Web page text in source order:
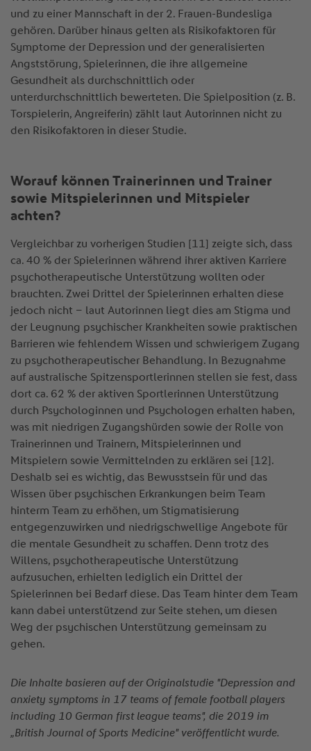
und zu einer Mannschaft in der 2. Frauen-Bundesliga
gehören. Darüber hinaus gelten als Risikofaktoren für
Symptome der Depression und der generalisierten
Angststörung, Spielerinnen, die ihre allgemeine
Gesundheit als durchschnittlich oder
unterdurchschnittlich bewerteten. Die Spielposition (z. B.
Torspielerin, Angreiferin) zählt laut Autorinnen nicht zu
den Risikofaktoren in dieser Studie.
Worauf können Trainerinnen und Trainer
sowie Mitspielerinnen und Mitspieler
achten?
Vergleichbar zu vorherigen Studien [11] zeigte sich, dass
ca. 40 % der Spielerinnen während ihrer aktiven Karriere
psychotherapeutische Unterstützung wollten oder
brauchten. Zwei Drittel der Spielerinnen erhalten diese
jedoch nicht – laut Autorinnen liegt dies am Stigma und
der Leugnung psychischer Krankheiten sowie praktischen
Barrieren wie fehlendem Wissen und schwierigem Zugang
zu psychotherapeutischer Behandlung. In Bezugnahme
auf australische Spitzensportlerinnen stellen sie fest, dass
dort ca. 62 % der aktiven Sportlerinnen Unterstützung
durch Psychologinnen und Psychologen erhalten haben,
was mit niedrigen Zugangshürden sowie der Rolle von
Trainerinnen und Trainern, Mitspielerinnen und
Mitspielern sowie Vermittelnden zu erklären sei [12].
Deshalb sei es wichtig, das Bewusstsein für und das
Wissen über psychischen Erkrankungen beim Team
hinterm Team zu erhöhen, um Stigmatisierung
entgegenzuwirken und niedrigschwellige Angebote für
die mentale Gesundheit zu schaffen. Denn trotz des
Willens, psychotherapeutische Unterstützung
aufzusuchen, erhielten lediglich ein Drittel der
Spielerinnen bei Bedarf diese. Das Team hinter dem Team
kann dabei unterstützend zur Seite stehen, um diesen
Weg der psychischen Unterstützung gemeinsam zu
gehen.
Die Inhalte basieren auf der Originalstudie "Depression and
anxiety symptoms in 17 teams of female football players
including 10 German first league teams", die 2019 im
„British Journal of Sports Medicine" veröffentlicht wurde.